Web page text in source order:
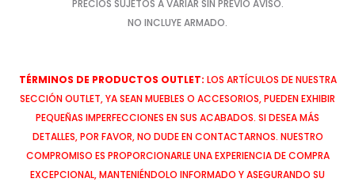
PRECIOS SUJETOS A VARIAR SIN PREVIO AVISO.
NO INCLUYE ARMADO.
TÉRMINOS DE PRODUCTOS OUTLET: LOS ARTÍCULOS DE NUESTRA
SECCIÓN OUTLET, YA SEAN MUEBLES O ACCESORIOS, PUEDEN EXHIBIR
PEQUEÑAS IMPERFECCIONES EN SUS ACABADOS. SI DESEA MÁS
DETALLES, POR FAVOR, NO DUDE EN CONTACTARNOS. NUESTRO
COMPROMISO ES PROPORCIONARLE UNA EXPERIENCIA DE COMPRA
EXCEPCIONAL, MANTENIÉNDOLO INFORMADO Y ASEGURANDO SU